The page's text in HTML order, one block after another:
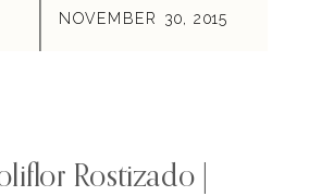
NOVEMBER 30, 2015
Rostizado |